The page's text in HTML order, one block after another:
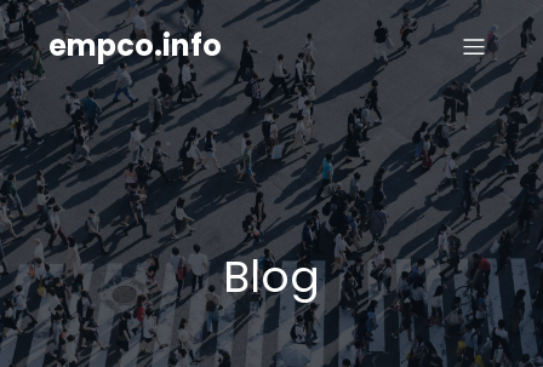
empco.info
Blog